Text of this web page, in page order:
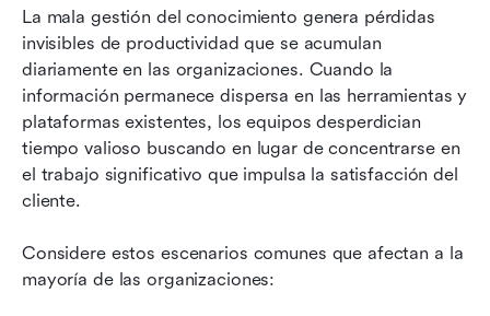
La mala gestión del conocimiento genera pérdidas
invisibles de productividad que se acumulan
diariamente en las organizaciones. Cuando la
información permanece dispersa en las herramientas y
plataformas existentes, los equipos desperdician
tiempo valioso buscando en lugar de concentrarse en
el trabajo significativo que impulsa la satisfacción del
cliente.
Considere estos escenarios comunes que afectan a la
mayoría de las organizaciones: